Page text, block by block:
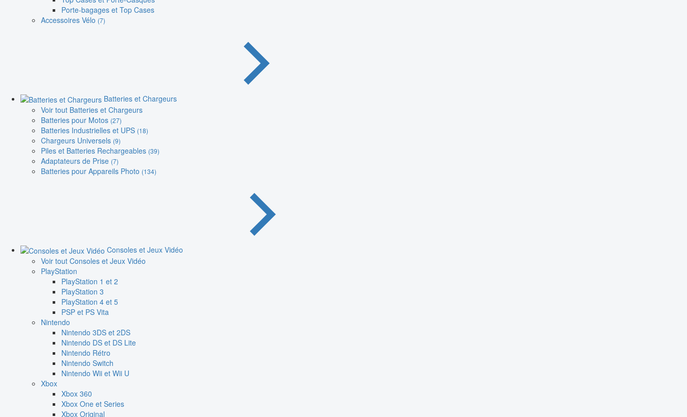
Porte-bagages et Top Cases
Accessoires Vélo (7)
Batteries et Chargeurs
Voir tout Batteries et Chargeurs
Batteries pour Motos (27)
Batteries Industrielles et UPS (18)
Chargeurs Universels (9)
Piles et Batteries Rechargeables (39)
Adaptateurs de Prise (7)
Batteries pour Appareils Photo (134)
Consoles et Jeux Vidéo
Voir tout Consoles et Jeux Vidéo
PlayStation
PlayStation 1 et 2
PlayStation 3
PlayStation 4 et 5
PSP et PS Vita
Nintendo
Nintendo 3DS et 2DS
Nintendo DS et DS Lite
Nintendo Rétro
Nintendo Switch
Nintendo Wii et Wii U
Xbox
Xbox 360
Xbox One et Series
Xbox Original